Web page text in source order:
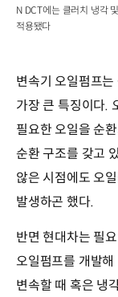
N DCT에는 클러치 냉각
적용됐다
변속기 오일펌프
가장 큰 특징이다.
필요한 오일을 순
순환 구조를 갖고
않은 시점에도 오
발생하곤 했다.
반면 현대차는 필
오일펌프를 개발
변속할 때 혹은 냉